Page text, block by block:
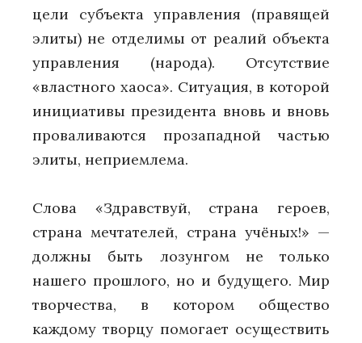
цели субъекта управления (правящей
элиты) не отделимы от реалий объекта
управления (народа). Отсутствие
«властного хаоса». Ситуация, в которой
инициативы президента вновь и вновь
проваливаются прозападной частью
элиты, неприемлема.
Слова «Здравствуй, страна героев,
страна мечтателей, страна учёных!» —
должны быть лозунгом не только
нашего прошлого, но и будущего. Мир
творчества, в котором общество
каждому творцу помогает осуществить